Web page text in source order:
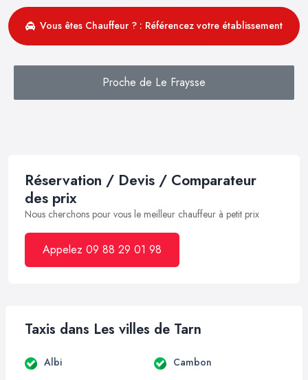
Vous êtes Chauffeur ? : Référencez votre établissement
Proche de Le Fraysse
Réservation / Devis / Comparateur
des prix
Nous cherchons pour vous le meilleur chauffeur à petit prix
Appelez 09 88 29 01 98
Taxis dans Les villes de Tarn
Albi Cambon